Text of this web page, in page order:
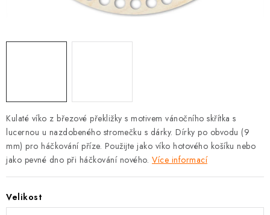
Kulaté víko z březové překližky s motivem vánočního skřítka s
lucernou u nazdobeného stromečku s dárky. Dírky po obvodu (9
mm) pro háčkování příze. Použijte jako víko hotového košíku nebo
jako pevné dno při háčkování nového. Více informací
Velikost